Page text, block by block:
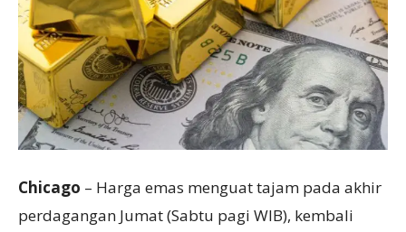
Chicago – Harga emas menguat tajam pada akhir
perdagangan Jumat (Sabtu pagi WIB), kembali